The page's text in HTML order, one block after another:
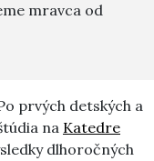
mravca od
prvých detských a
na Katedre
dlhoročných